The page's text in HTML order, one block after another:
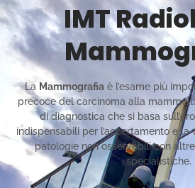
IMT
La Mammografia è l’esame più
precoce del carcinoma alla
di diagnostica che si basa
indispensabili per l’accertamento e
patologie non osservabili con
specialistiche.